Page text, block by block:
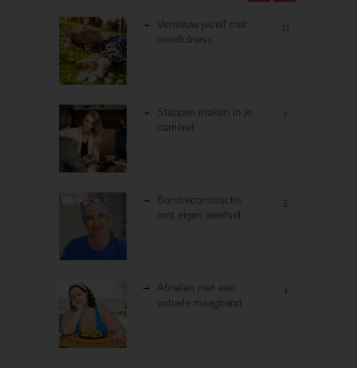
Vernieuw jezelf met
mindfulness
Stappen maken in je
carrière!
7
Borstreconstructie
met eigen weefsel
5
Afvallen met een
virtuele maagband
4